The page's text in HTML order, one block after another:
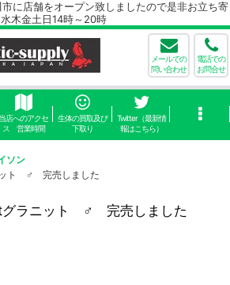
をオープン致しましたので是非お立ち寄
金土日14時～20時
メールでの
問い合わせ
電話での
お問合せ
当店へのアクセ
ス 営業時間
生体の買取及び
下取り
Twitter（最新情
報はこちら）
ソン
ット ♂ 完売しました
グラニット ♂ 完売しました